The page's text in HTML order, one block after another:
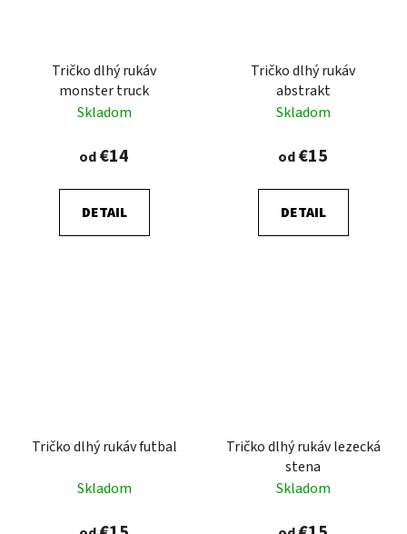
Tričko dlhý rukáv
monster truck
Skladom
od€14
DETAIL
Tričko dlhý rukáv
abstrakt
Skladom
od€15
DETAIL
Tričko dlhý rukáv futbal
Skladom
Tričko dlhý rukáv lezecká
stena
Skladom